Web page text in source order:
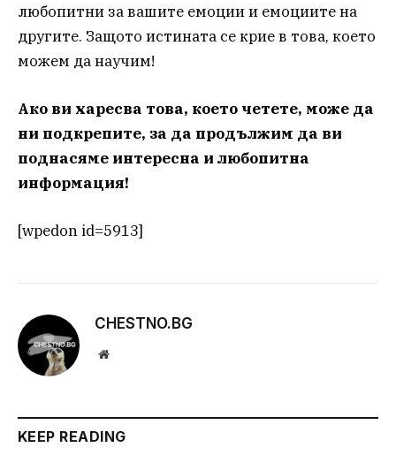
любопитни за вашите емоции и емоциите на
другите. Защото истината се крие в това, което
можем да научим!
Ако ви харесва това, което четете, може да
ни подкрепите, за да продължим да ви
поднасяме интересна и любопитна
информация!
[wpedon id=5913]
CHESTNO.BG
Website
KEEP READING